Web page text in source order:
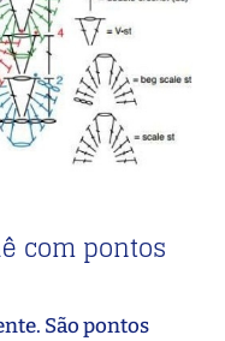
com pontos
São pontos